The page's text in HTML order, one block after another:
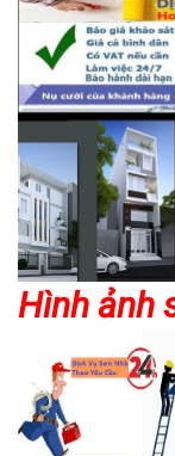
Hình ảnh